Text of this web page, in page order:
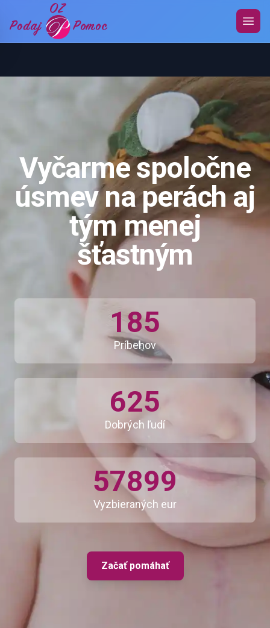
Vyčarme spoločne
úsmev na perách aj
tým menej
šťastným
185
Príbehov
625
Dobrých ľudí
57899
Vyzbieraných eur
Začať pomáhať